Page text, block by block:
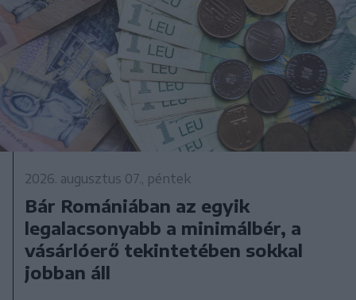
2026. augusztus 07., péntek
Bár Romániában az egyik
legalacsonyabb a minimálbér, a
vásárlóerő tekintetében sokkal
jobban áll